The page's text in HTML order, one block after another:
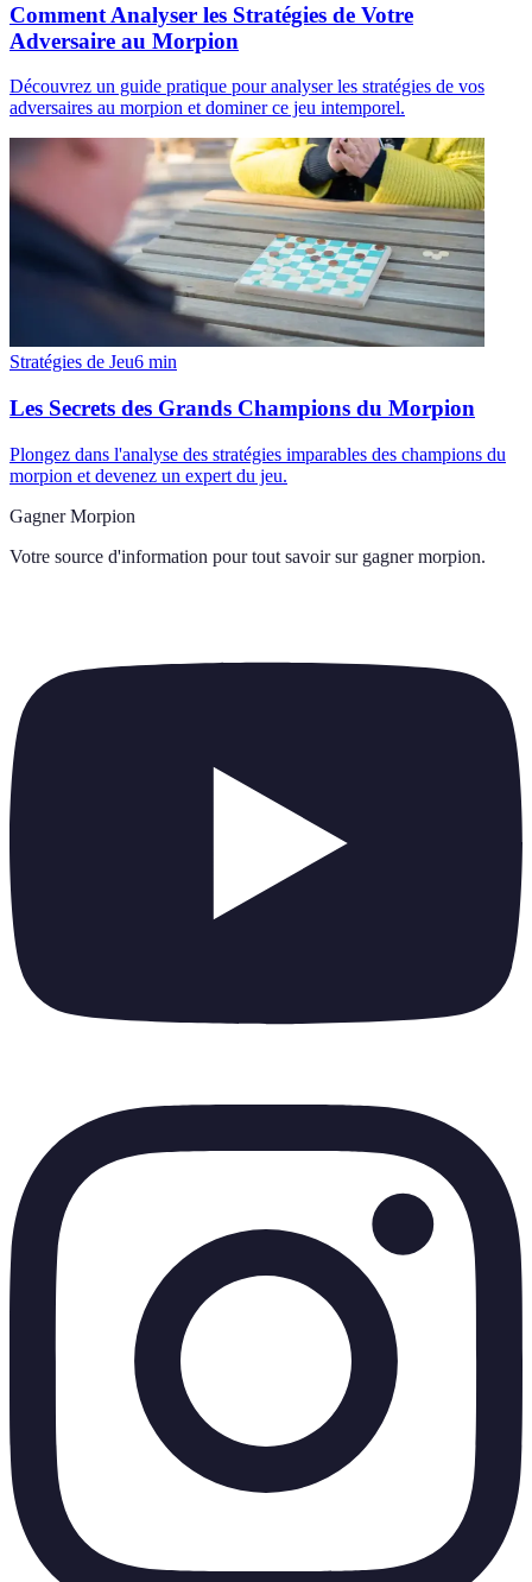
Comment Analyser les Stratégies de Votre
Adversaire au Morpion
Découvrez un guide pratique pour analyser les stratégies de vos
adversaires au morpion et dominer ce jeu intemporel.
Stratégies de Jeu6 min
Les Secrets des Grands Champions du Morpion
Plongez dans l'analyse des stratégies imparables des champions du
morpion et devenez un expert du jeu.
Gagner Morpion
Votre source d'information pour tout savoir sur gagner morpion.